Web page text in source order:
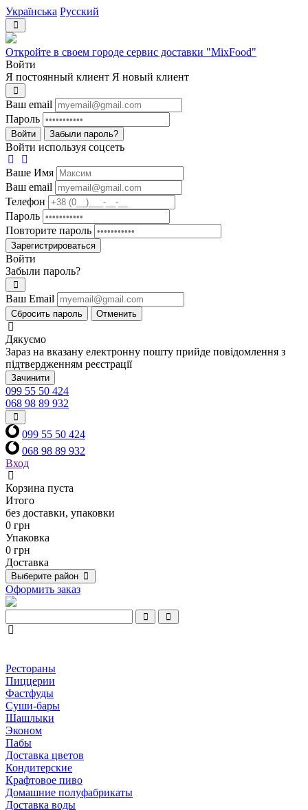
Українська Русский
Откройте в своем городе сервис доставки "MixFood"
Войти
Я постоянный клиент Я новый клиент
Ваш email
Пароль
Войти Забыли пароль?
Войти используя соцсеть
Ваше Имя
Ваш email
Телефон
Пароль
Повторите пароль
Зарегистрироваться
Войти
Забыли пароль?
Ваш Email
Сбросить пароль Отменить
Дякуємо
Зараз на вказану електронну пошту прийде повідомлення з
підтвердженням реєстрації
Зачинити
099 55 50 424
068 98 89 932
099 55 50 424
068 98 89 932
Вход
Корзина пуста
Итого
без доставки, упаковки
0 грн
Упаковка
0 грн
Доставка
Выберите район
Оформить заказ
Рестораны
Пиццерии
Фастфуды
Суши-бары
Шашлыки
Эконом
Пабы
Доставка цветов
Кондитерские
Крафтовое пиво
Домашние полуфабрикаты
Доставка воды